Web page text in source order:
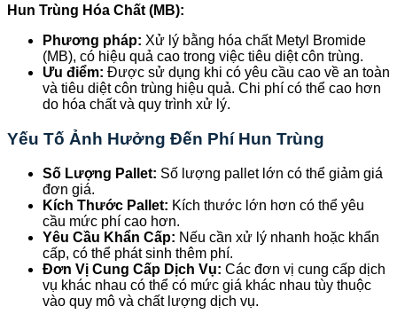
Hun Trùng Hóa Chất (MB):
Phương pháp: Xử lý bằng hóa chất Metyl Bromide
(MB), có hiệu quả cao trong việc tiêu diệt côn trùng.
Ưu điểm: Được sử dụng khi có yêu cầu cao về an toàn
và tiêu diệt côn trùng hiệu quả. Chi phí có thể cao hơn
do hóa chất và quy trình xử lý.
Yếu Tố Ảnh Hưởng Đến Phí Hun Trùng
Số Lượng Pallet: Số lượng pallet lớn có thể giảm giá
đơn giá.
Kích Thước Pallet: Kích thước lớn hơn có thể yêu
cầu mức phí cao hơn.
Yêu Cầu Khẩn Cấp: Nếu cần xử lý nhanh hoặc khẩn
cấp, có thể phát sinh thêm phí.
Đơn Vị Cung Cấp Dịch Vụ: Các đơn vị cung cấp dịch
vụ khác nhau có thể có mức giá khác nhau tùy thuộc
vào quy mô và chất lượng dịch vụ.